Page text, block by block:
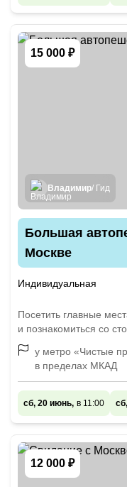
15 000 ₽
Владимир/ Гид
Большая
Москве
Индивидуальная
Посетить главные
и познакомиться со
у метро «Чистые
в пределах МКАД
сб, 20 июнь, в 11:00
12 000 ₽